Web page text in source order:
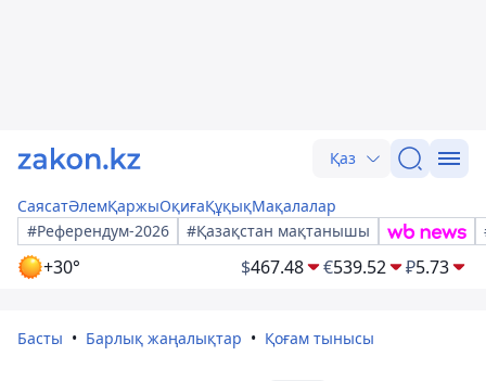
Қаз
СаясатӘлемҚаржыОқиғаҚұқықМақалалар
#Референдум-2026
#Қазақстан мақтанышы
+30° $467.48 €539.52 ₽5.73
Басты Барлық жаңалықтар Қоғам тынысы